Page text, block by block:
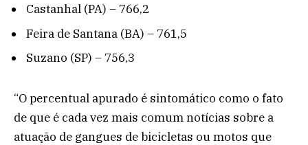
Castanhal (PA) – 766,2
Feira de Santana (BA) – 761,5
Suzano (SP) – 756,3
“O percentual apurado é sintomático como o fato
de que é cada vez mais comum notícias sobre a
atuação de gangues de bicicletas ou motos que